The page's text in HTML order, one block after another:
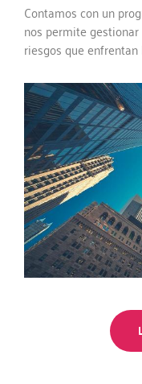
Contamos con un
nos permite
riesgos que